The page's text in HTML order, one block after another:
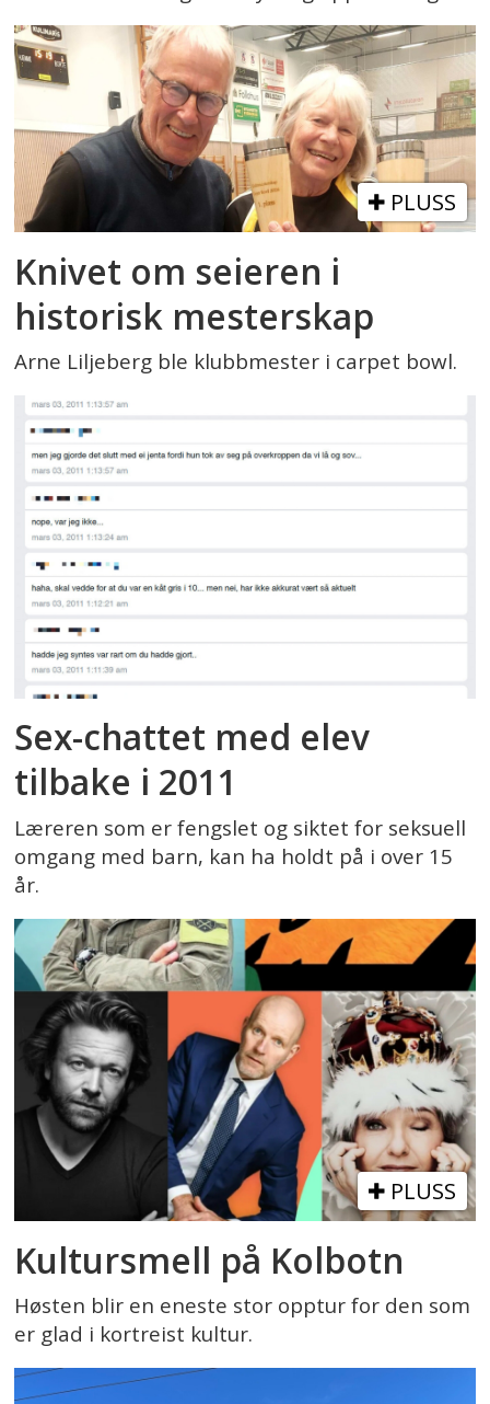
PLUSS
Knivet om seieren i
historisk mesterskap
Arne Liljeberg ble klubbmester i carpet bowl.
Sex-chattet med elev
tilbake i 2011
Læreren som er fengslet og siktet for seksuell
omgang med barn, kan ha holdt på i over 15
år.
PLUSS
Kultursmell på Kolbotn
Høsten blir en eneste stor opptur for den som
er glad i kortreist kultur.